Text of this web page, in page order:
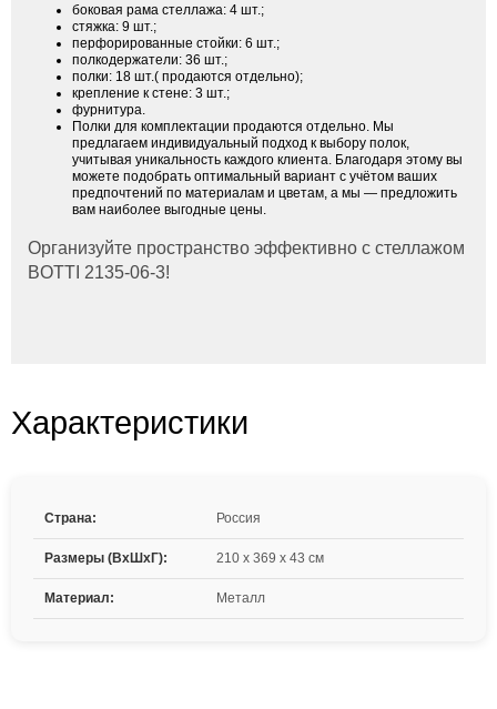
боковая рама стеллажа: 4 шт.;
стяжка: 9 шт.;
перфорированные стойки: 6 шт.;
полкодержатели: 36 шт.;
полки: 18 шт.( продаются отдельно);
крепление к стене: 3 шт.;
фурнитура.
Полки для комплектации продаются отдельно. Мы
предлагаем индивидуальный подход к выбору полок,
учитывая уникальность каждого клиента. Благодаря этому вы
можете подобрать оптимальный вариант с учётом ваших
предпочтений по материалам и цветам, а мы — предложить
вам наиболее выгодные цены.
Организуйте пространство эффективно с стеллажом
BOTTI 2135-06-3!
Характеристики
Страна: Россия
Размеры (ВxШxГ): 210 x 369 x 43 см
Материал: Металл